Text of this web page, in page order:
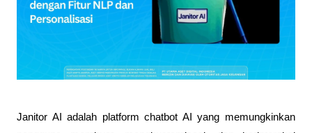
Janitor AI adalah platform chatbot AI yang memungkinkan